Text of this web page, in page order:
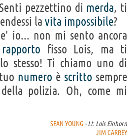
pezzettino di merda, ti
la vita impossibile?
io... non mi sento ancora
rapporto fisso Lois, ma ti
stesso! Ti chiamo uno di
numero è scritto sempre
polizia. Oh, come mi
SEAN YOUNG - Lt. Lois Einhorn
JIM CARREY